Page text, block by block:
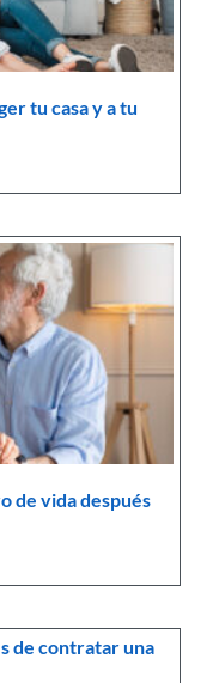
tu casa y a tu
de vida después
de contratar una